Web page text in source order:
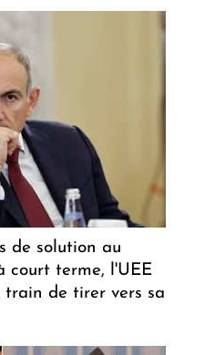
de solution au
court terme, l'UEE
de tirer vers sa